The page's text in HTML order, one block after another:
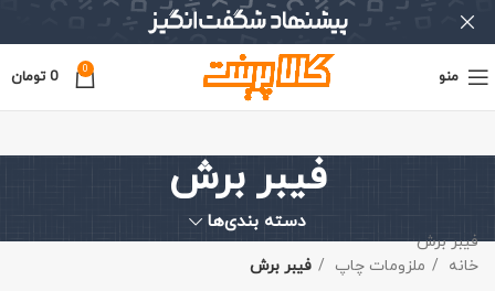
منو 0
0 تومان
فیبر برش
دسته بندی‌ها
فیبر برش
خانه
ملزومات چاپ فیبر برش